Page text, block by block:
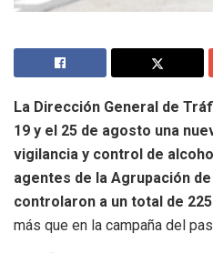
La Dirección General de
19 y el 25 de agosto una
vigilancia y control de
agentes de la Agrupación
controlaron a un total de
más que en la campaña del